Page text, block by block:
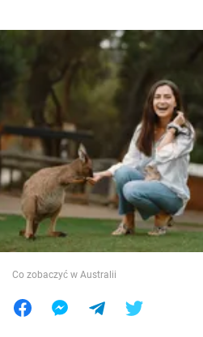
Społeczeństwo
Wojna na Ukrainie
Świat
Jedzenie
Co zobaczyć w Australii